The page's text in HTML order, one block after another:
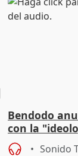
Bendodo
con la
para
Sonido